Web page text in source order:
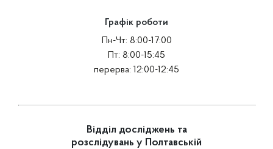
Графік роботи
Пн-Чт: 8:00-17:00
Пт: 8:00-15:45
перерва: 12:00-12:45
Відділ досліджень та
розслідувань у Полтавській